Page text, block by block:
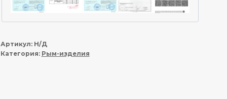
Артикул: Н/Д
Категория: Рым-изделия